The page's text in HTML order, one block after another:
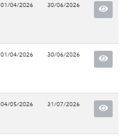
01/04/2026 30/06/2026
01/04/2026 30/06/2026
04/05/2026 31/07/2026